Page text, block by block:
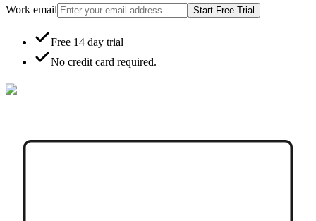
Work email Start Free Trial
Free 14 day trial
No credit card required.